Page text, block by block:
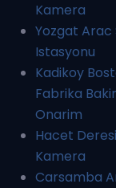
Kamera
Yozgat Arac
Istasyonu
Kadikoy
Fabrika
Onarim
Hacet Deresi
Kamera
Carsamba